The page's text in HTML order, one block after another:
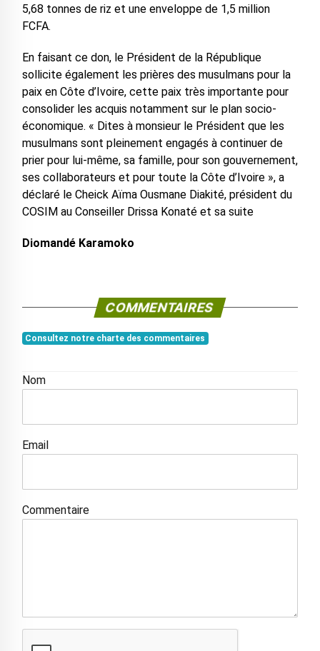
5,68 tonnes de riz et une enveloppe de 1,5 million
FCFA.
En faisant ce don, le Président de la République
sollicite également les prières des musulmans pour la
paix en Côte d’Ivoire, cette paix très importante pour
consolider les acquis notamment sur le plan socio-
économique. « Dites à monsieur le Président que les
musulmans sont pleinement engagés à continuer de
prier pour lui-même, sa famille, pour son gouvernement,
ses collaborateurs et pour toute la Côte d’Ivoire », a
déclaré le Cheick Aïma Ousmane Diakité, président du
COSIM au Conseiller Drissa Konaté et sa suite
Diomandé Karamoko
COMMENTAIRES
Consultez notre charte des commentaires
Nom
Email
Commentaire